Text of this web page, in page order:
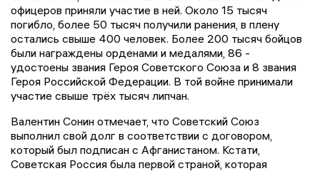
офицеров приняли участие в ней. Около 15 тысяч
погибло, более 50 тысяч получили ранения, в плену
остались свыше 400 человек. Более 200 тысяч бойцов
были награждены орденами и медалями, 86 -
удостоены звания Героя Советского Союза и 8 звания
Героя Российской Федерации. В той войне принимали
участие свыше трёх тысяч липчан.
Валентин Сонин отмечает, что Советский Союз
выполнил свой долг в соответствии с договором,
который был подписан с Афганистаном. Кстати,
Советская Россия была первой страной, которая